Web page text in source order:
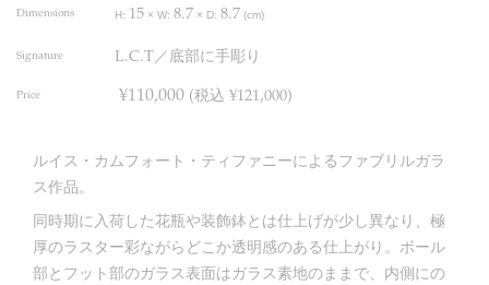
Dimensions H: 15 × W: 8.7 × D: 8.7 (cm)
Signature L.C.T／底部に手彫り
Price ¥110,000 (税込 ¥121,000)
ルイス・カムフォート・ティファニーによるファブリルガラ
ス作品。
同時期に入荷した花瓶や装飾鉢とは仕上げが少し異なり、極
厚のラスター彩ながらどこか透明感のある仕上がり。ボール
部とフット部のガラス表面はガラス素地のままで、内側にの